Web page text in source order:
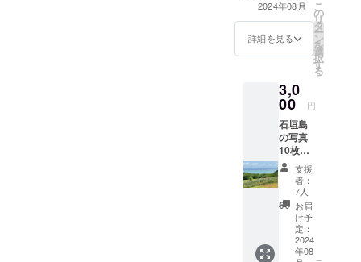
ラベルに表記さ
れます。 商品開
封前には必ずお
をご確認くださ
2024年08月
詳細を見る
こ
の
リ
タ
ー
ン
を
選
択
す
る
3,0
00 円
石垣島
の写真
10枚
セット
石垣島
の風景
を撮影
し、お
届けし
ます！
支援
者：
7人
お届
け予
定：
2024
年08